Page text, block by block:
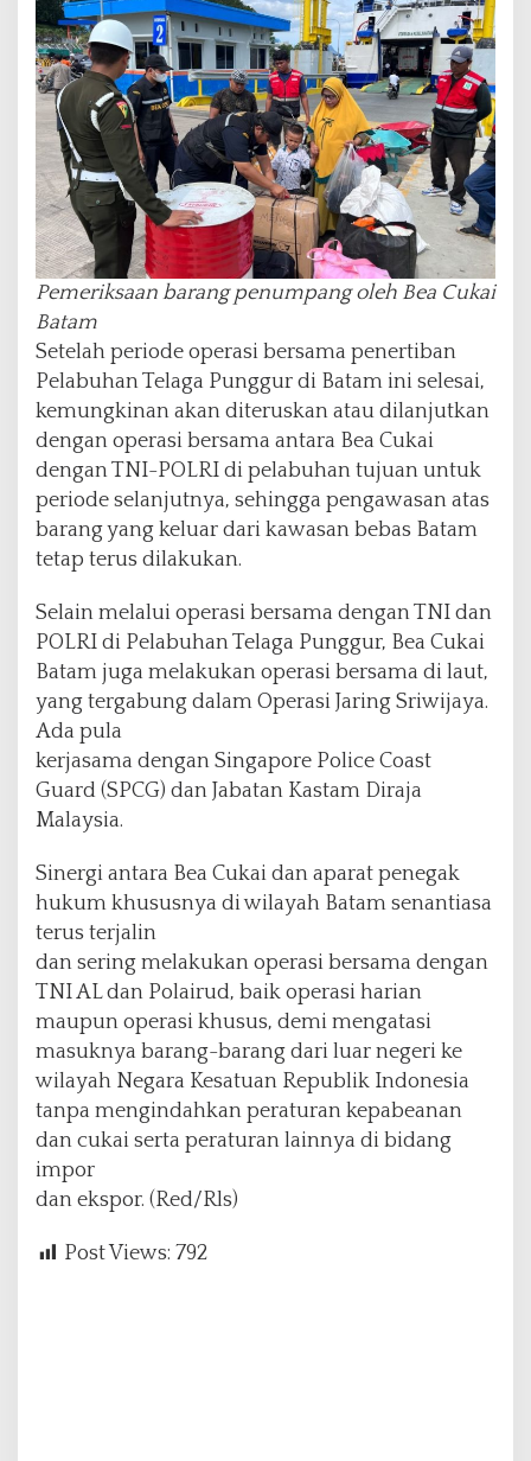
Pemeriksaan barang penumpang oleh Bea Cukai
Batam
Setelah periode operasi bersama penertiban
Pelabuhan Telaga Punggur di Batam ini selesai,
kemungkinan akan diteruskan atau dilanjutkan
dengan operasi bersama antara Bea Cukai
dengan TNI-POLRI di pelabuhan tujuan untuk
periode selanjutnya, sehingga pengawasan atas
barang yang keluar dari kawasan bebas Batam
tetap terus dilakukan.
Selain melalui operasi bersama dengan TNI dan
POLRI di Pelabuhan Telaga Punggur, Bea Cukai
Batam juga melakukan operasi bersama di laut,
yang tergabung dalam Operasi Jaring Sriwijaya.
Ada pula
kerjasama dengan Singapore Police Coast
Guard (SPCG) dan Jabatan Kastam Diraja
Malaysia.
Sinergi antara Bea Cukai dan aparat penegak
hukum khususnya di wilayah Batam senantiasa
terus terjalin
dan sering melakukan operasi bersama dengan
TNI AL dan Polairud, baik operasi harian
maupun operasi khusus, demi mengatasi
masuknya barang-barang dari luar negeri ke
wilayah Negara Kesatuan Republik Indonesia
tanpa mengindahkan peraturan kepabeanan
dan cukai serta peraturan lainnya di bidang
impor
dan ekspor. (Red/Rls)
Post Views: 792